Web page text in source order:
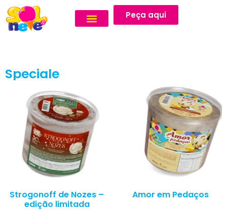
Peça aqui
Speciale
Strogonoff de Nozes –
edição limitada
Amor em Pedaços